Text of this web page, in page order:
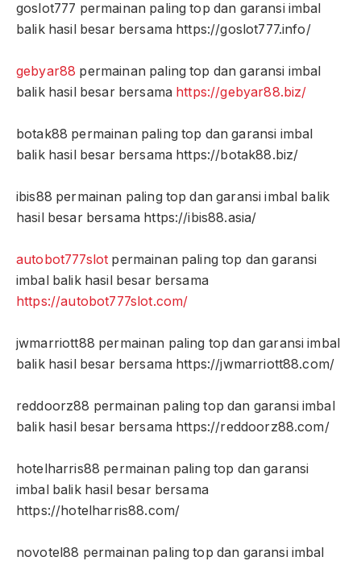
goslot777 permainan paling top dan garansi imbal
balik hasil besar bersama https://goslot777.info/
gebyar88 permainan paling top dan garansi imbal
balik hasil besar bersama https://gebyar88.biz/
botak88 permainan paling top dan garansi imbal
balik hasil besar bersama https://botak88.biz/
ibis88 permainan paling top dan garansi imbal balik
hasil besar bersama https://ibis88.asia/
autobot777slot permainan paling top dan garansi
imbal balik hasil besar bersama
https://autobot777slot.com/
jwmarriott88 permainan paling top dan garansi imbal
balik hasil besar bersama https://jwmarriott88.com/
reddoorz88 permainan paling top dan garansi imbal
balik hasil besar bersama https://reddoorz88.com/
hotelharris88 permainan paling top dan garansi
imbal balik hasil besar bersama
https://hotelharris88.com/
novotel88 permainan paling top dan garansi imbal